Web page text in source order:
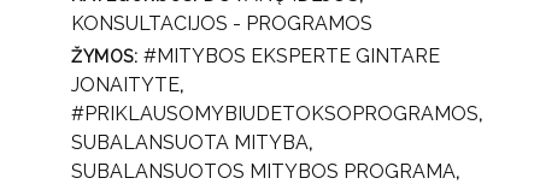
KONSULTACIJOS - PROGRAMOS
ŽYMOS: #MITYBOS EKSPERTE GINTARE
JONAITYTE,
#PRIKLAUSOMYBIUDETOKSOPROGRAMOS,
SUBALANSUOTA MITYBA,
SUBALANSUOTOS MITYBOS PROGRAMA,